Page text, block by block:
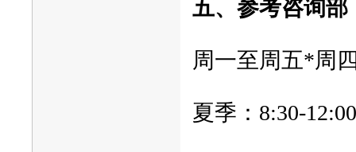
五、参考咨询部
周一至周五*周
夏季：8:30-